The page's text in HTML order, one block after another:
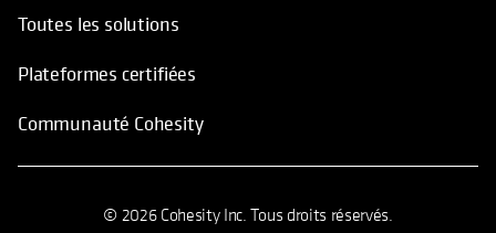
Toutes les solutions
Plateformes certifiées
Communauté Cohesity
© 2026 Cohesity Inc. Tous droits réservés.